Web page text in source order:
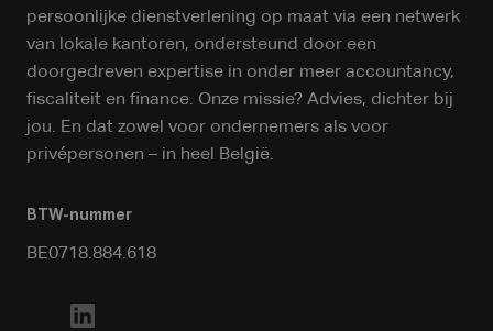
persoonlijke dienstverlening op maat via een netwerk
van lokale kantoren, ondersteund door een
doorgedreven expertise in onder meer accountancy,
fiscaliteit en finance. Onze missie? Advies, dichter bij
jou. En dat zowel voor ondernemers als voor
privépersonen – in heel België.
BTW-nummer
BE0718.884.618